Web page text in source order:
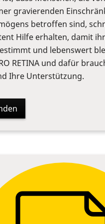
gravierenden
betroffen sind,
Hilfe erhalten, damit
und lebenswert
RETINA und dafür
Ihre Unterstützung.